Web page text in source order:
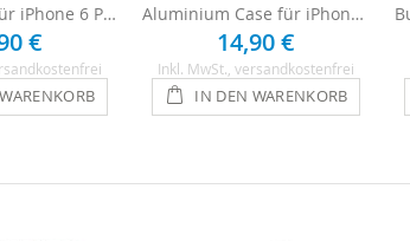
Silikon Hülle für iPhone 6 Plus / 6s Plus - Transparent
€
Aluminium Case für iPhone 6 Plus / 6s Plus - Hellblau
14,90 €
Inkl. MwSt. , versandkostenfrei
IN DEN WARENKORB